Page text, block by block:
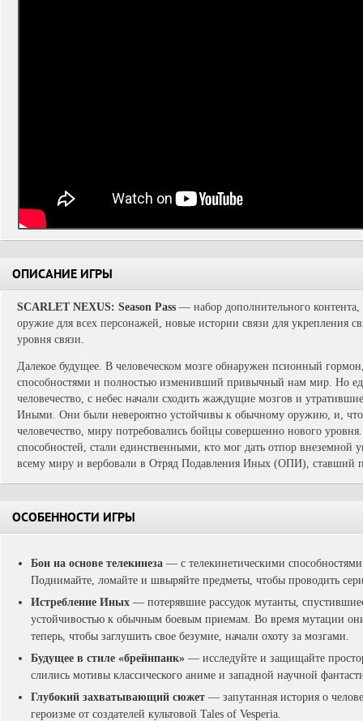
ОПИСАНИЕ ИГРЫ
SCARLET NEXUS: Season Pass — набор дополнительного
оружие для всех персонажей, новые истории связи для укрепления
уровня связи.
Далекое будущее. В человеческом мозге обнаружен псионный
способностями и полностью изменивший привычный нам мир. Но
человечество, с небес начали сходить жаждущие мозгов и
Иными. Они были невероятно устойчивы к обычному оружию, и,
человечество, миру потребовались бойцы совершенно нового
способностей, стали единственными, кто мог дать отпор внеземной
всему миру и вербовали в Отряд Подавления Иных (ОПИ), ставший
ОСОБЕННОСТИ ИГРЫ
Бои на основе телекинеза — с телекинетическими
Поднимайте, ломайте и швыряйте предметы, чтобы проводить
Истребление Иных — потерявшие рассудок мутанты,
устойчивостью к обычным боевым приемам. Во время мутации
теперь, чтобы заглушить свое безумие, начали охоту за мозгами.
Будущее в стиле «брейнпанк» — исследуйте и защищайте
слились мотивы классического аниме и западной научной
Глубокий захватывающий сюжет — запутанная история о
героизме от создателей культовой Tales of Vesperia.